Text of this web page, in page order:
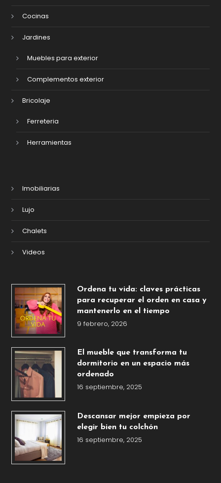
Cocinas
Jardines
Muebles para exterior
Complementos exterior
Bricolaje
Ferreteria
Herramientas
Imobiliarias
Lujo
Chalets
Videos
Ordena tu vida: claves prácticas
para recuperar el orden en casa y
mantenerlo en el tiempo
9 febrero, 2026
El mueble que transforma tu
dormitorio en un espacio más
ordenado
16 septiembre, 2025
Descansar mejor empieza por
elegir bien tu colchón
16 septiembre, 2025